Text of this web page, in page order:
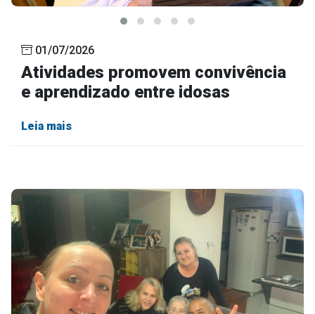
01/07/2026
Atividades promovem convivência
e aprendizado entre idosas
Leia mais